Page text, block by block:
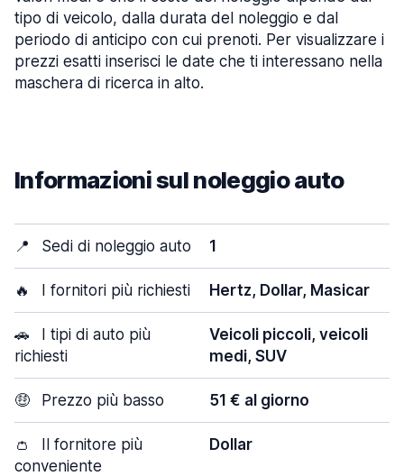
tipo di veicolo, dalla durata del noleggio e dal
periodo di anticipo con cui prenoti. Per visualizzare i
prezzi esatti inserisci le date che ti interessano nella
maschera di ricerca in alto.
Informazioni sul noleggio auto
📍 Sedi di noleggio auto 1
🔥 I fornitori più richiesti Hertz, Dollar, Masicar
🚗
I tipi di auto più
richiesti
Veicoli piccoli, veicoli
medi, SUV
🤑 Prezzo più basso 51 € al giorno
👛
Il fornitore più
conveniente
Dollar